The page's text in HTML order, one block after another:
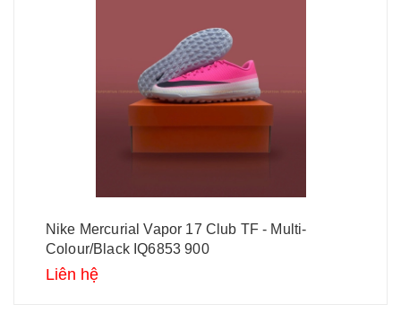
Nike Mercurial Vapor 17 Club TF - Multi-
Colour/Black IQ6853 900
Liên hệ